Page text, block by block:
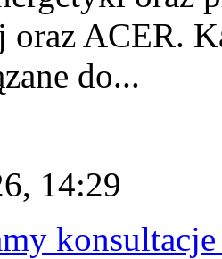
oraz ACER.
do...
14:29